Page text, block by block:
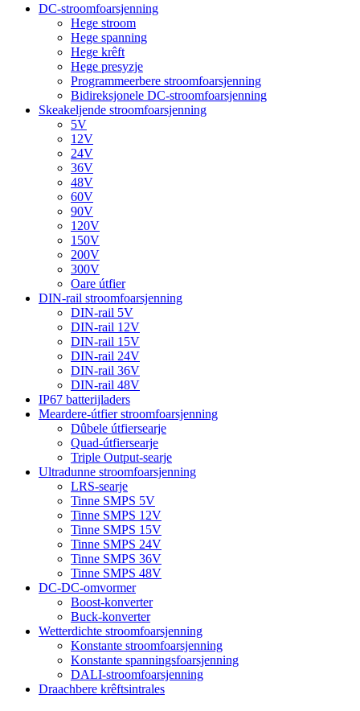
DC-stroomfoarsjenning
Hege stroom
Hege spanning
Hege krêft
Hege presyzje
Programmeerbere stroomfoarsjenning
Bidireksjonele DC-stroomfoarsjenning
Skeakeljende stroomfoarsjenning
5V
12V
24V
36V
48V
60V
90V
120V
150V
200V
300V
Oare útfier
DIN-rail stroomfoarsjenning
DIN-rail 5V
DIN-rail 12V
DIN-rail 15V
DIN-rail 24V
DIN-rail 36V
DIN-rail 48V
IP67 batterijladers
Meardere-útfier stroomfoarsjenning
Dûbele útfiersearje
Quad-útfiersearje
Triple Output-searje
Ultradunne stroomfoarsjenning
LRS-searje
Tinne SMPS 5V
Tinne SMPS 12V
Tinne SMPS 15V
Tinne SMPS 24V
Tinne SMPS 36V
Tinne SMPS 48V
DC-DC-omvormer
Boost-konverter
Buck-konverter
Wetterdichte stroomfoarsjenning
Konstante stroomfoarsjenning
Konstante spanningsfoarsjenning
DALI-stroomfoarsjenning
Draachbere krêftsintrales